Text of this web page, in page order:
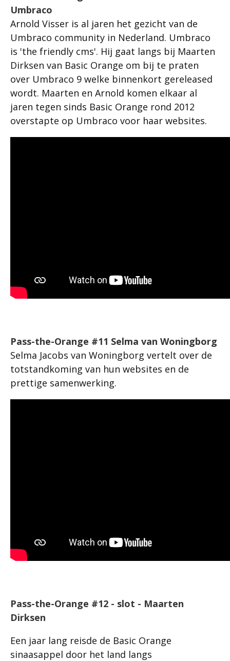
Umbraco
Arnold Visser is al jaren het gezicht van de
Umbraco community in Nederland. Umbraco
is 'the friendly cms'. Hij gaat langs bij Maarten
Dirksen van Basic Orange om bij te praten
over Umbraco 9 welke binnenkort gereleased
wordt. Maarten en Arnold komen elkaar al
jaren tegen sinds Basic Orange rond 2012
overstapte op Umbraco voor haar websites.
Pass-the-Orange #11 Selma van Woningborg
Selma Jacobs van Woningborg vertelt over de
totstandkoming van hun websites en de
prettige samenwerking.
Pass-the-Orange #12 - slot - Maarten
Dirksen
Een jaar lang reisde de Basic Orange
sinaasappel door het land langs